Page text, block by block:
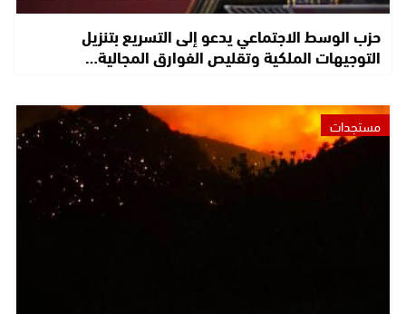
حزب الوسط الاجتماعي يدعو إلى التسريع بتنزيل
التوجيهات الملكية وتقليص الفوارق المجالية…
مستجدات